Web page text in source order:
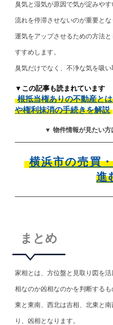
臭気と湿気が原因で気が淀みや
流れを停滞させないのが重要とな
運気をアップさせるための方法
すすめします。
臭気だけでなく、不浄な気を吸い
▼この記事も読まれています
根抵当権ありの不動産と
や権利抹消の手続きを解説
▼ 物件情報が見たい
横浜市の売買
進
まとめ
家相とは、方位盤と見取り図を
相なのか凶相なのかを判断するも
東と東南、西北は吉相、北東と
り、凶相となります。